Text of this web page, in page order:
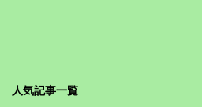
人気記事一覧